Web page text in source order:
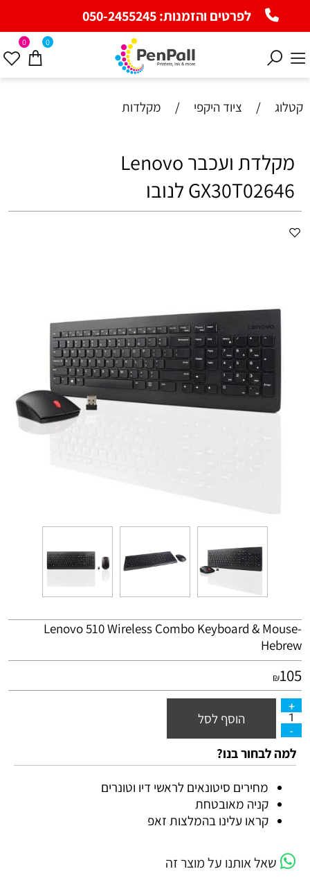
לפרטים והזמנות:050-2455245
0 0
קטלוג / ציוד היקפי / מקלדות
‏מקלדת ועכבר Lenovo
GX30T02646 לנובו
Lenovo 510 Wireless Combo Keyboard & Mouse-
Hebrew
₪105
הוסף לסל
למה לבחור בנו?
מחירים סיטונאים לראשי דיו וטונרים
קניה מאובטחת
קראו עלינו בהמלצות זאפ
שאל אותנו על מוצר זה